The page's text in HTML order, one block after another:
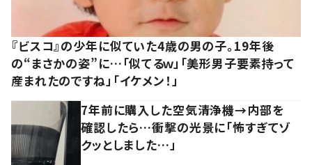
『ビスコ』の少年に似ていた4歳の男の子。19年後
の“まさかの姿”に…「似てるｗ」「美形男子要素持って
産まれたのですね」「イケメン！」
7年前に購入した空気清浄機→内部を
確認したら…衝撃の光景に「怖すぎてゾ
クッとしました…」